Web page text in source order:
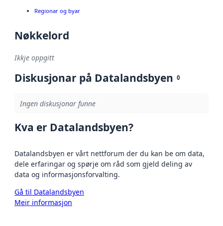
Regionar og byar
Nøkkelord
Ikkje oppgitt
Diskusjonar på Datalandsbyen 0
Ingen diskusjonar funne
Kva er Datalandsbyen?
Datalandsbyen er vårt nettforum der du kan be om data,
dele erfaringar og spørje om råd som gjeld deling av
data og informasjonsforvalting.
Gå til Datalandsbyen
Meir informasjon